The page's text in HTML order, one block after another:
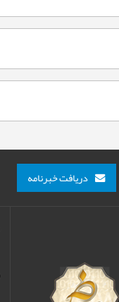
دریافت خبرنامه